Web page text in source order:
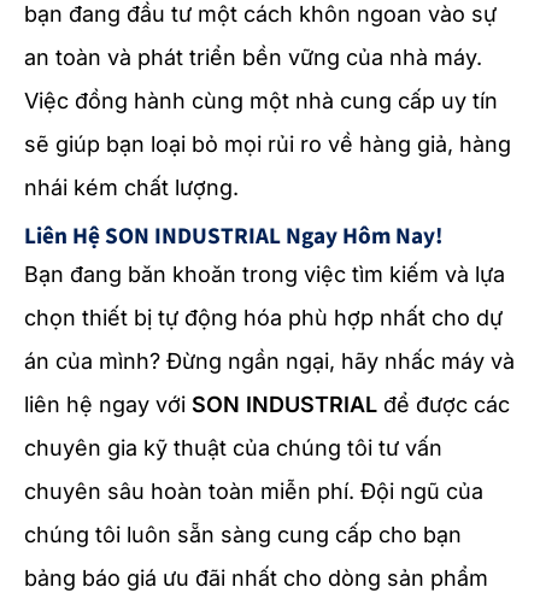
bạn đang đầu tư một cách khôn ngoan vào sự
an toàn và phát triển bền vững của nhà máy.
Việc đồng hành cùng một nhà cung cấp uy tín
sẽ giúp bạn loại bỏ mọi rủi ro về hàng giả, hàng
nhái kém chất lượng.
Liên Hệ SON INDUSTRIAL Ngay Hôm Nay!
Bạn đang băn khoăn trong việc tìm kiếm và lựa
chọn thiết bị tự động hóa phù hợp nhất cho dự
án của mình? Đừng ngần ngại, hãy nhấc máy và
liên hệ ngay với SON INDUSTRIAL để được các
chuyên gia kỹ thuật của chúng tôi tư vấn
chuyên sâu hoàn toàn miễn phí. Đội ngũ của
chúng tôi luôn sẵn sàng cung cấp cho bạn
bảng báo giá ưu đãi nhất cho dòng sản phẩm